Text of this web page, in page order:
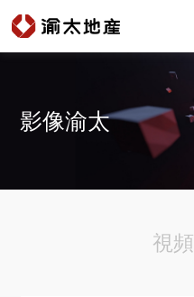
首頁
產品與服務
影像渝太
視頻